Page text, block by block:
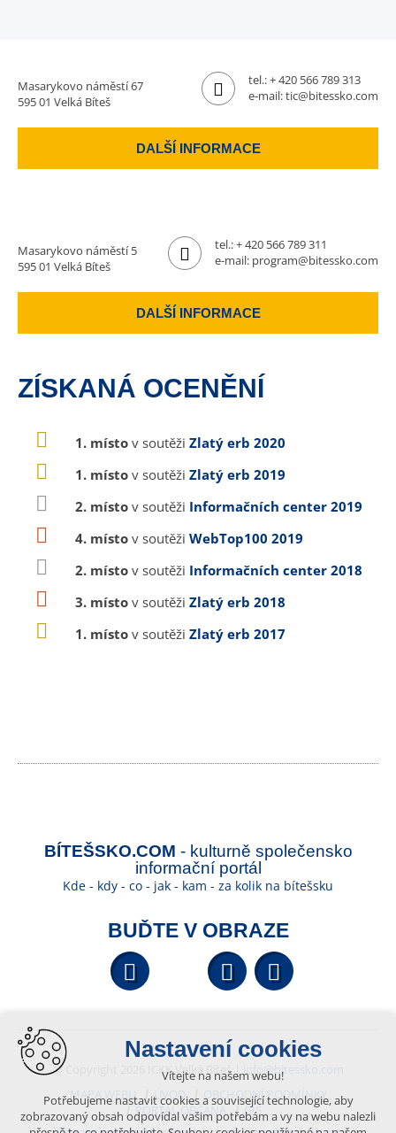
Masarykovo náměstí 67
595 01 Velká Bíteš
tel.:+ 420 566 789 313
e-mail:tic@bitessko.com
DALŠÍ INFORMACE
Masarykovo náměstí 5
595 01 Velká Bíteš
tel.:+ 420 566 789 311
e-mail: program@bitessko.com
DALŠÍ INFORMACE
ZÍSKANÁ OCENĚNÍ
1. místo v soutěži Zlatý erb 2020
1. místo v soutěži Zlatý erb 2019
2. místo v soutěži Informačních center 2019
4. místo v soutěži WebTop100 2019
2. místo v soutěži Informačních center 2018
3. místo v soutěži Zlatý erb 2018
1. místo v soutěži Zlatý erb 2017
BÍTEŠSKO.COM - kulturně společensko
informační portál
Kde - kdy - co - jak - kam - za kolik na bítešsku
BUĎTE V OBRAZE
Facebook YouTube
© Copyright 2026 ICKK Velká Bíteš |
info@bitessko.com
MAPA WEBU
ÚVOD
OBCHODNÍ PODMÍNKY
PORTÁL OBČANA
GIS
Nastavení cookies
Vítejte na našem webu!
Potřebujeme nastavit cookies a související technologie, aby
zobrazovaný obsah odpovídal vašim potřebám a vy na webu nalezli